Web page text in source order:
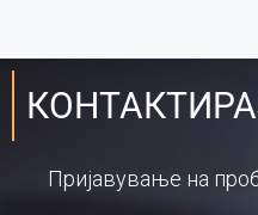
Пријавување на